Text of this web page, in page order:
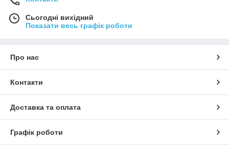
Сьогодні вихідний
Показати весь графік роботи
Про нас
Контакти
Доставка та оплата
Графік роботи